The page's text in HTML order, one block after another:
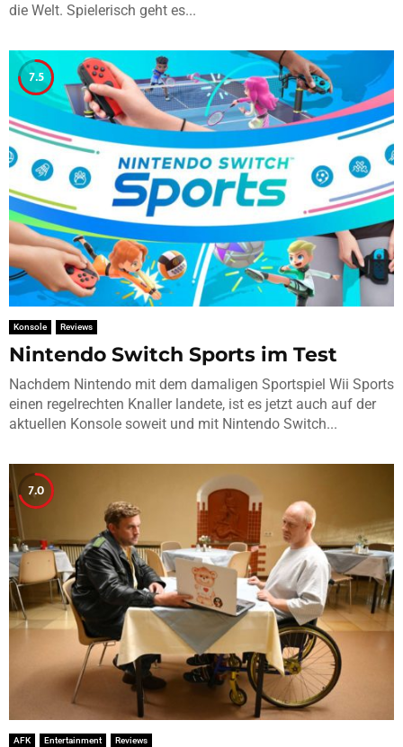
die Welt. Spielerisch geht es...
7.5
Konsole Reviews
Nintendo Switch Sports im Test
Nachdem Nintendo mit dem damaligen Sportspiel Wii Sports
einen regelrechten Knaller landete, ist es jetzt auch auf der
aktuellen Konsole soweit und mit Nintendo Switch...
7.0
AFK Entertainment Reviews